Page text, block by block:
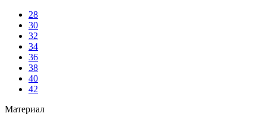
28
30
32
34
36
38
40
42
Материал